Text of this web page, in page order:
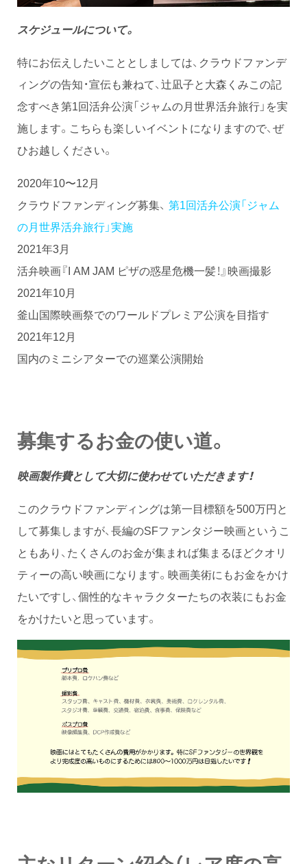
スケジュールについて。
特にお伝えしたいこととしましては、クラウドファンデ
ィングの告知・宣伝も兼ねて、辻凪子と大森くみこの記
念すべき第1回活弁公演「ジャムの月世界活弁旅行」を実
施します。こちらも楽しいイベントになりますので、ぜ
ひお越しください。
2020年10〜12月
クラウドファンディング募集、 第1回活弁公演「ジャム
の月世界活弁旅行」実施
2021年3月
活弁映画『I AM JAM ピザの惑星危機一髪！』映画撮影
2021年10月
釜山国際映画祭でのワールドプレミア公演を目指す
2021年12月
国内のミニシアターでの巡業公演開始
募集するお金の使い道。
映画製作費として大切に使わせていただきます！
このクラウドファンディングは第一目標額を500万円と
して募集しますが、長編のSFファンタジー映画というこ
ともあり、たくさんのお金が集まれば集まるほどクオリ
ティーの高い映画になります。映画美術にもお金をかけ
たいですし、個性的なキャラクターたちの衣装にもお金
をかけたいと思っています。